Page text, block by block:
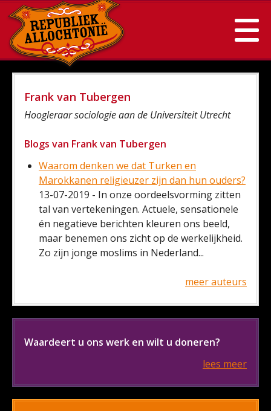
Frank van Tubergen
Hoogleraar sociologie aan de Universiteit Utrecht
Blogs van Frank van Tubergen
Waarom denken we dat Turken en
Marokkanen religieuzer zijn dan hun ouders?
13-07-2019 - In onze oordeelsvorming zitten
tal van vertekeningen. Actuele, sensationele
én negatieve berichten kleuren ons beeld,
maar benemen ons zicht op de werkelijkheid.
Zo zijn jonge moslims in Nederland...
meer auteurs
Waardeert u ons werk en wilt u doneren?
lees meer